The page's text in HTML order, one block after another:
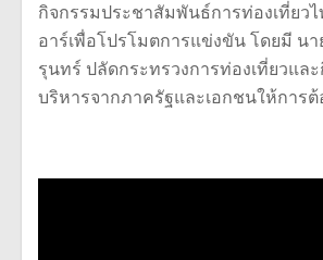
กิจกรรมประชาสัมพันธ์การท่องเที่ยว
อาร์เพื่อโปรโมตการแข่งขัน โดยมี น
รุนทร์ ปลัดกระทรวงการท่องเที่ยวแล
บริหารจากภาครัฐและเอกชนให้การ